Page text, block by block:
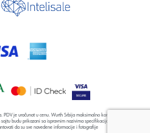
PDV je uračunat u cenu. Wurth Srbija maksimalno koristi
budu prikazani sa ispravnim nazivima specifikacija,
da su sve navedene informacije i fotografije